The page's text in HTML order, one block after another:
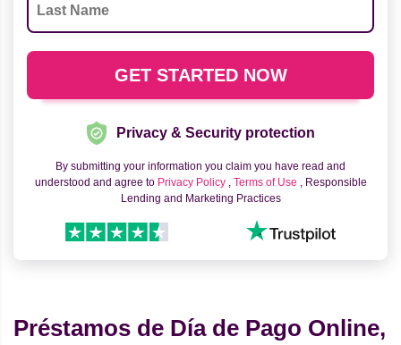
Privacy & Security protection
By submitting your information you claim you have read and
understood and agree to Privacy Policy , Terms of Use , Responsible
Lending and Marketing Practices
Préstamos de Día de Pago Online,